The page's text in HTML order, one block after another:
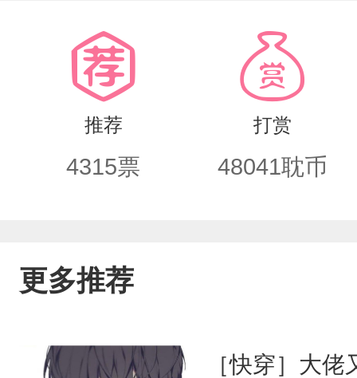
早朝。只可惜善口技的是他们的摄政
琴的目盲音乐家，纠结之下还放下了
尊解衣袍，但求芙蓉帐里暖春晓。“你
前，宛如奴仆。……系统表示：我们家
个人，而且第一个位面到最后才会揭晓
推荐
4315票
打赏
48041耽币
更多推荐
［快穿］大